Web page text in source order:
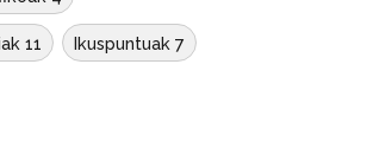
11 Ikuspuntuak 7